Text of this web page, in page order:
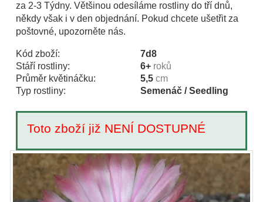
za 2-3 Týdny. Většinou odesíláme rostliny do tří dnů,
někdy však i v den objednání. Pokud chcete ušetřit za
poštovné, upozorněte nás.
Kód zboží:
7d8
Stáří rostliny:
6+ roků
Průměr květináčku:
5,5 cm
Typ rostliny:
Semenáč / Seedling
Toto zboží již NENÍ DOSTUPNÉ